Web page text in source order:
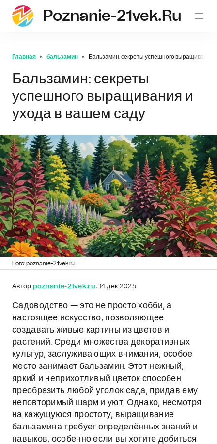
Poznanie-21vek.ru
Главная бальзамин Бальзамин: секреты успешного выращивания
Бальзамин: секреты
успешного выращивания и
ухода в вашем саду
Foto: poznanie-21vek.ru
Автор poznanie-21vek.ru, 14 дек 2025
Садоводство — это не просто хобби, а
настоящее искусство, позволяющее
создавать живые картины из цветов и
растений. Среди множества декоративных
культур, заслуживающих внимания, особое
место занимает бальзамин. Этот нежный,
яркий и неприхотливый цветок способен
преобразить любой уголок сада, придав ему
неповторимый шарм и уют. Однако, несмотря
на кажущуюся простоту, выращивание
бальзамина требует определённых знаний и
навыков, особенно если вы хотите добиться